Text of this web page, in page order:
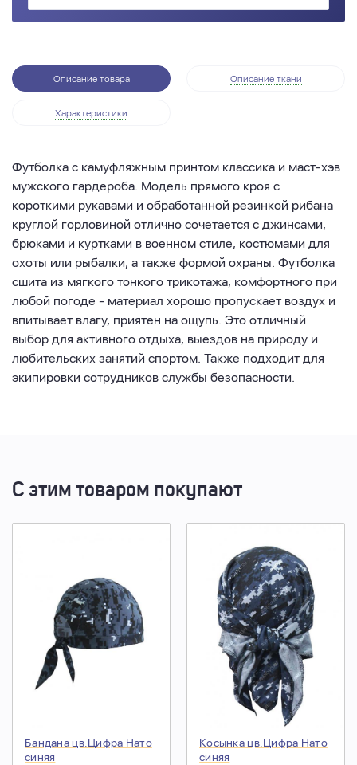
Описание товара Описание ткани
Характеристики
Футболка с камуфляжным принтом классика и маст-хэв
мужского гардероба. Модель прямого кроя с
короткими рукавами и обработанной резинкой рибана
круглой горловиной отлично сочетается с джинсами,
брюками и куртками в военном стиле, костюмами для
охоты или рыбалки, а также формой охраны. Футболка
сшита из мягкого тонкого трикотажа, комфортного при
любой погоде - материал хорошо пропускает воздух и
впитывает влагу, приятен на ощупь. Это отличный
выбор для активного отдыха, выездов на природу и
любительских занятий спортом. Также подходит для
экипировки сотрудников службы безопасности.
С этим товаром покупают
Бандана цв.Цифра Нато
синяя
Косынка цв.Цифра Нато
синяя